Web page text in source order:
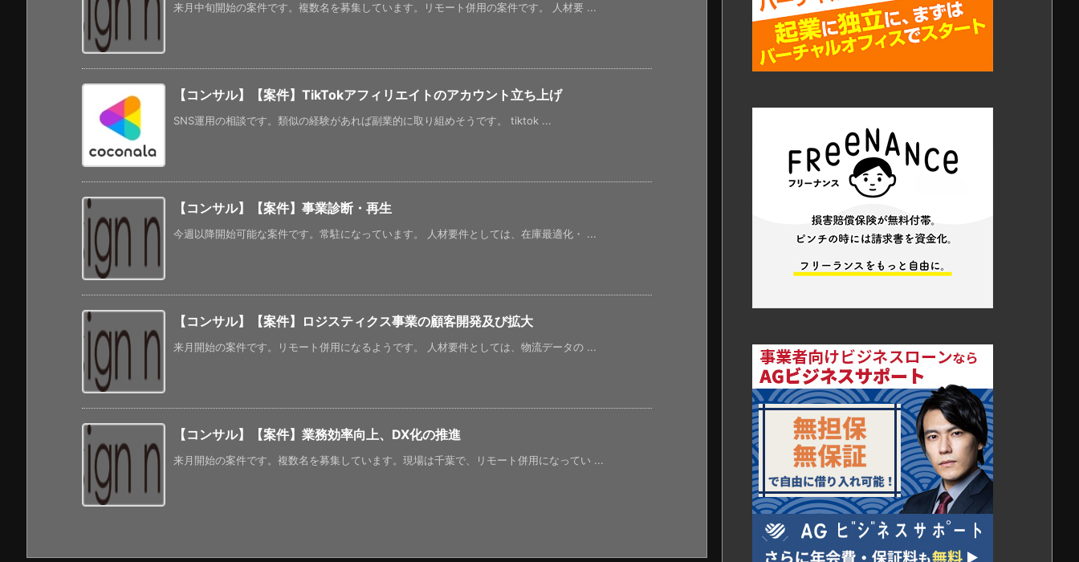
来月中旬開始の案件です。複数名を募集しています。リモート併用の案件です。 人材要 ...
【コンサル】【案件】TikTokアフィリエイトのアカウント立ち上げ
SNS運用の相談です。類似の経験があれば副業的に取り組めそうです。 tiktok ...
【コンサル】【案件】事業診断・再生
今週以降開始可能な案件です。常駐になっています。 人材要件としては、在庫最適化・ ...
【コンサル】【案件】ロジスティクス事業の顧客開発及び拡大
来月開始の案件です。リモート併用になるようです。 人材要件としては、物流データの ...
【コンサル】【案件】業務効率向上、DX化の推進
来月開始の案件です。複数名を募集しています。現場は千葉で、リモート併用になってい ...